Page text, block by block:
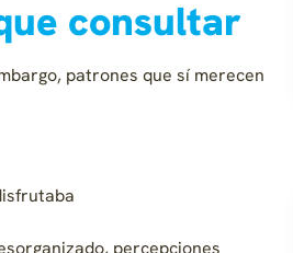
consultar
patrones que sí merecen
percepciones